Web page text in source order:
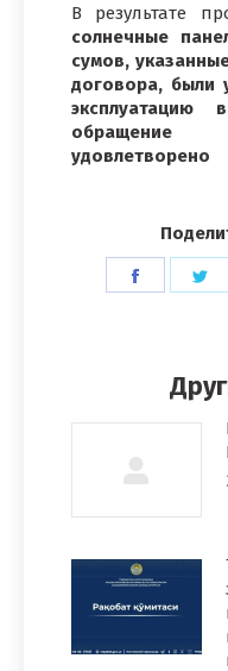
В результате
солнечные
сумов,
договора, были
обращение
удовлетворено